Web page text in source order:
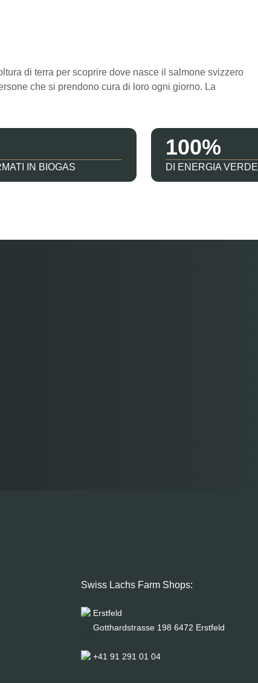
di terra per scoprire dove nasce il salmone svizzero
che si prendono cura di loro ogni giorno. La
Swiss Lachs Affumicatoio
IN BIOGAS
100
DI ENERGIA VERDE
Swiss Lachs Farm Shops:
Erstfeld
Gotthardstrasse 198 6472 Erstfeld
+41 91 291 01 04